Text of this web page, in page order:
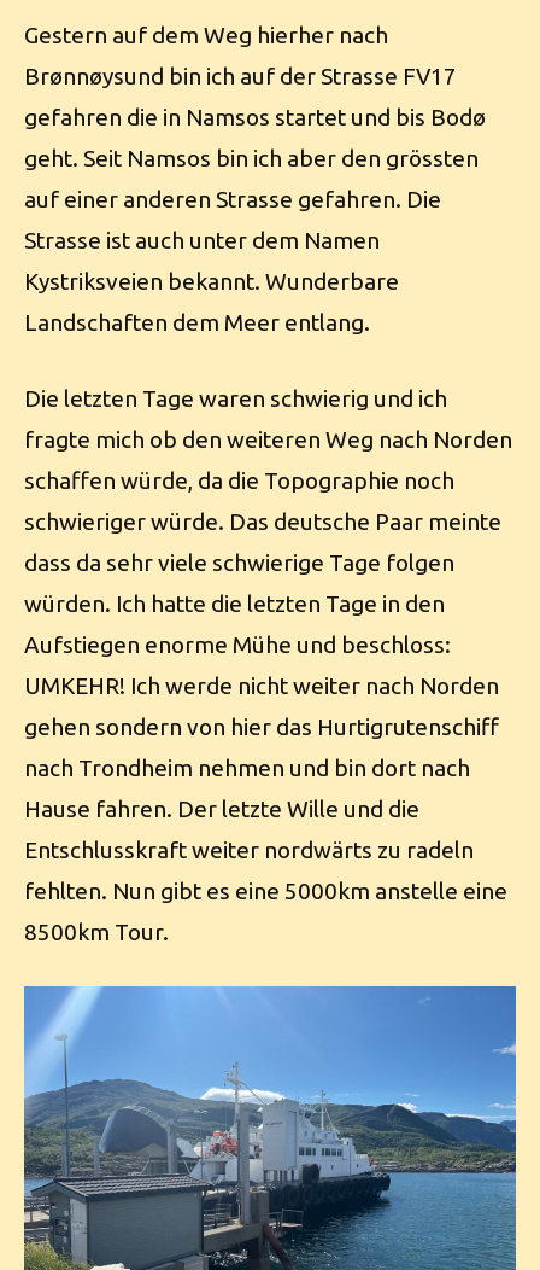
Gestern auf dem Weg hierher nach
Brønnøysund bin ich auf der Strasse FV17
gefahren die in Namsos startet und bis Bodø
geht. Seit Namsos bin ich aber den grössten
auf einer anderen Strasse gefahren. Die
Strasse ist auch unter dem Namen
Kystriksveien bekannt. Wunderbare
Landschaften dem Meer entlang.
Die letzten Tage waren schwierig und ich
fragte mich ob den weiteren Weg nach Norden
schaffen würde, da die Topographie noch
schwieriger würde. Das deutsche Paar meinte
dass da sehr viele schwierige Tage folgen
würden. Ich hatte die letzten Tage in den
Aufstiegen enorme Mühe und beschloss:
UMKEHR! Ich werde nicht weiter nach Norden
gehen sondern von hier das Hurtigrutenschiff
nach Trondheim nehmen und bin dort nach
Hause fahren. Der letzte Wille und die
Entschlusskraft weiter nordwärts zu radeln
fehlten. Nun gibt es eine 5000km anstelle eine
8500km Tour.